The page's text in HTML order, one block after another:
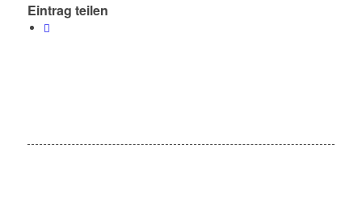
Eintrag teilen